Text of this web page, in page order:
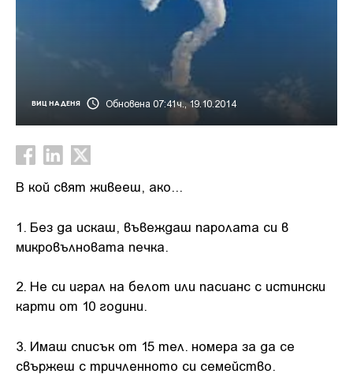
ВИЦ НА ДЕНЯ Обновена 07:41ч., 19.10.2014
В кой свят живееш, ако...
1. Без да искаш, въвеждаш паролата си в
микровълновата печка.
2. Не си играл на белот или пасианс с истински
карти от 10 години.
3. Имаш списък от 15 тел. номера за да се
свържеш с тричленното си семейство.